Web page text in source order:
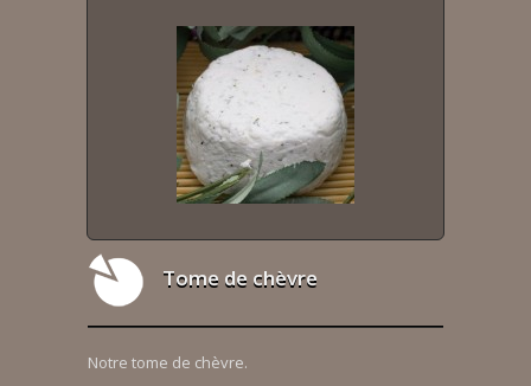
Tome de chèvre
Notre tome de chèvre.